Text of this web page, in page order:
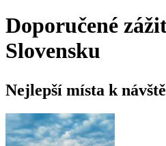
Doporučené
Slovensku
Nejlepší místa k